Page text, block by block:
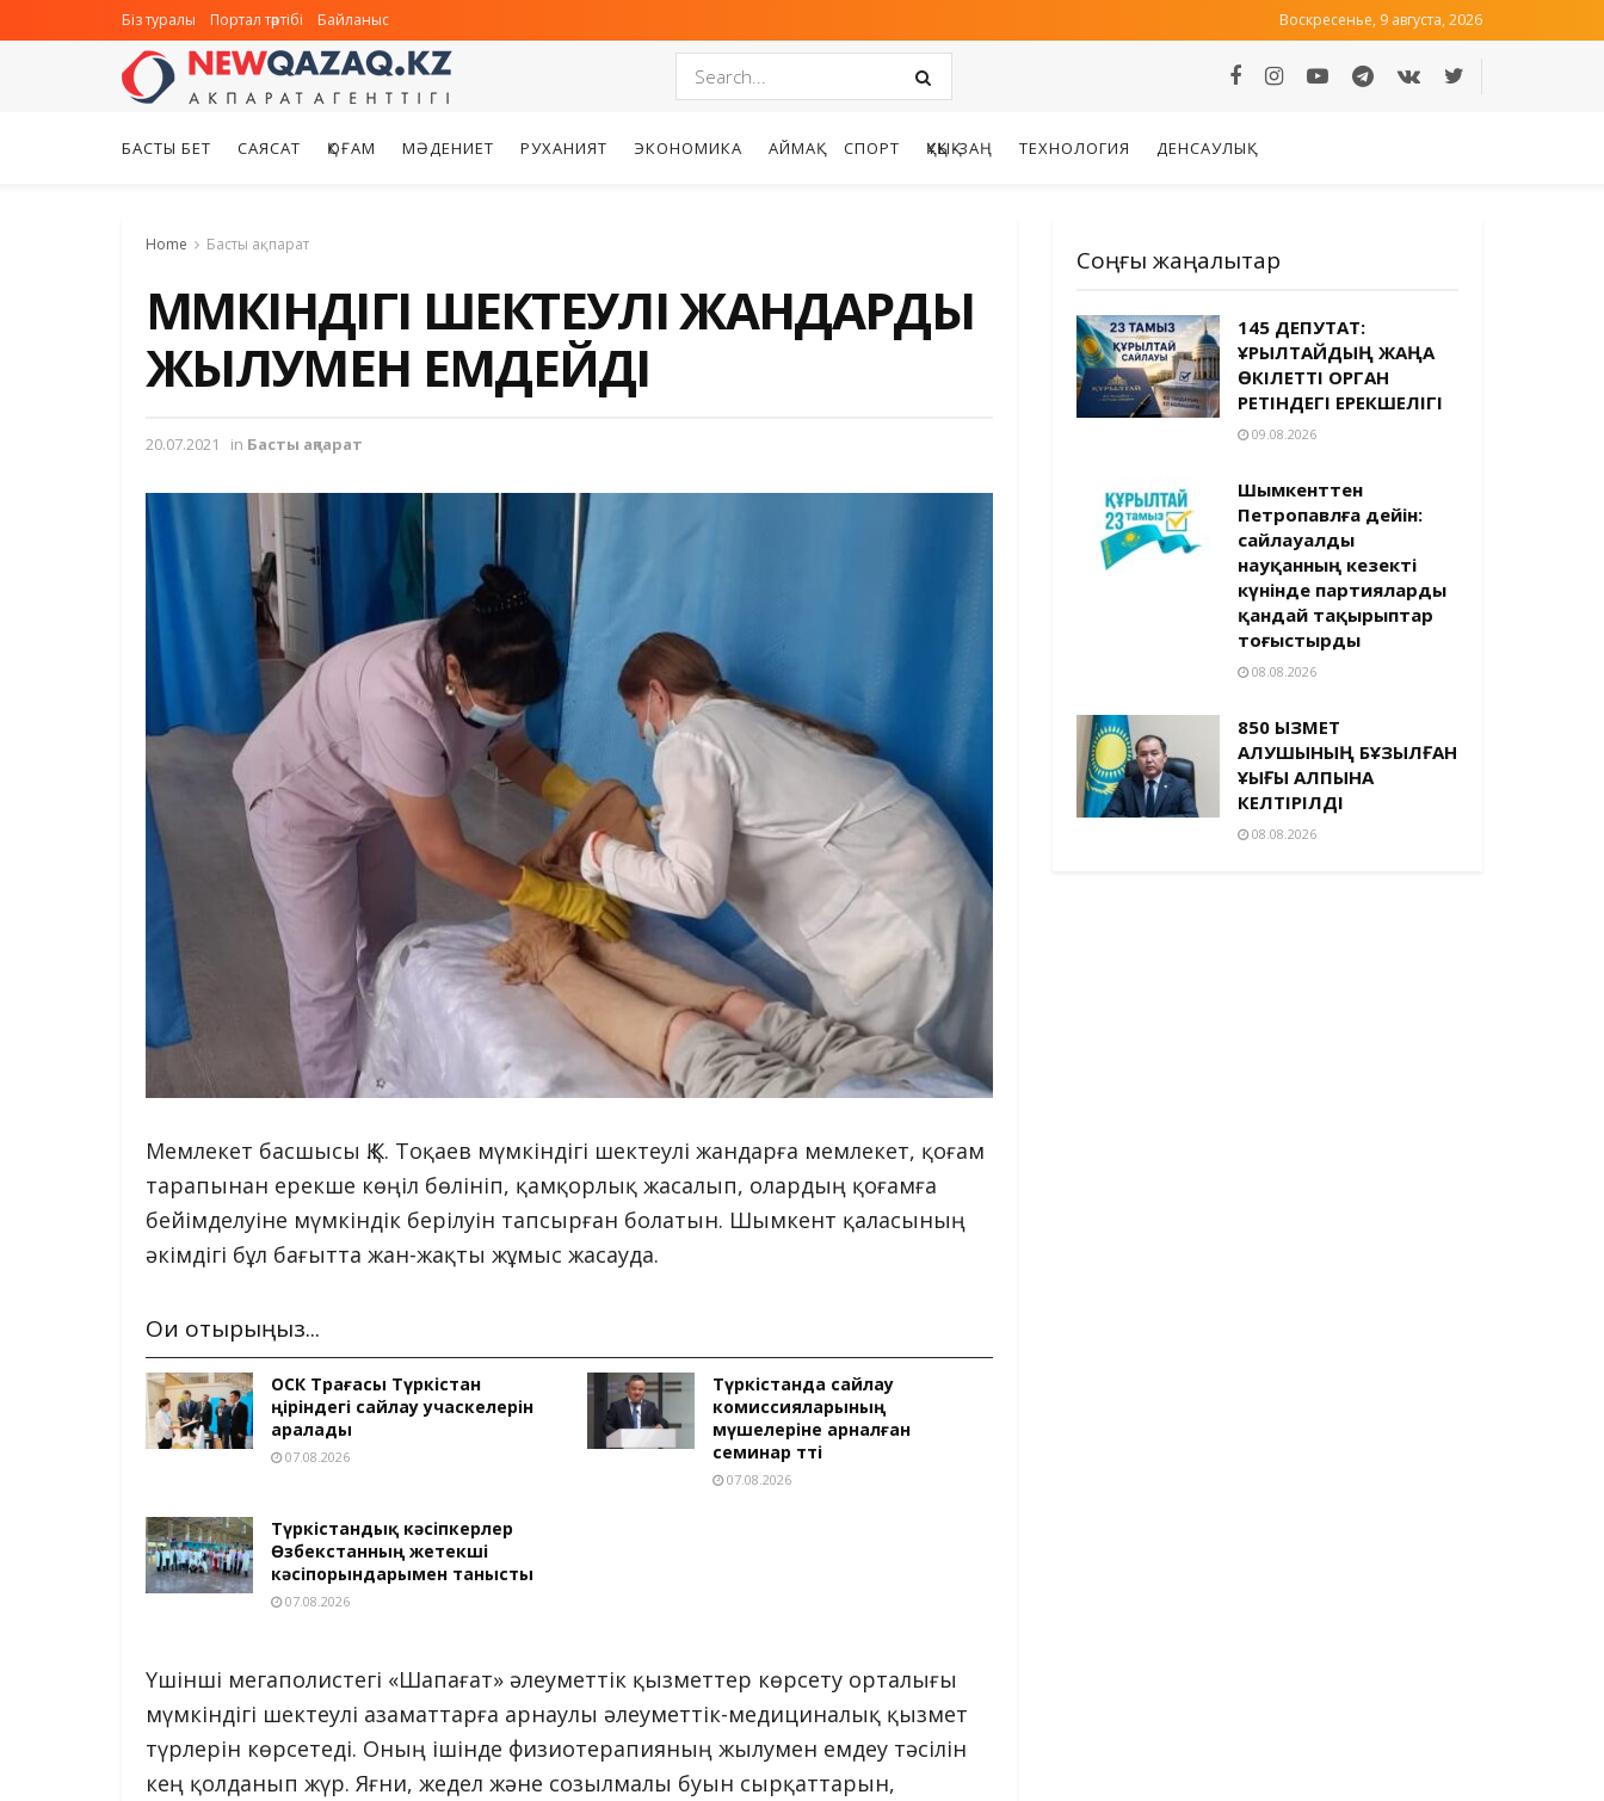
Біз туралы Портал тәртібі Байланыс Воскресенье, 9 августа, 2026
БАСТЫ БЕТ САЯСАТ ҚОҒАМ МӘДЕНИЕТ РУХАНИЯТ ЭКОНОМИКА АЙМАҚ СПОРТ ҚҰҚЫҚ-ЗАҢ ТЕХНОЛОГИЯ ДЕНСАУЛЫҚ
Home Басты ақпарат
МҮМКІНДІГІ ШЕКТЕУЛІ ЖАНДАРДЫ
ЖЫЛУМЕН ЕМДЕЙДІ
20.07.2021 in Басты ақпарат
Мемлекет басшысы Қ.К. Тоқаев мүмкіндігі шектеулі жандарға мемлекет, қоғам
тарапынан ерекше көңіл бөлініп, қамқорлық жасалып, олардың қоғамға
бейімделуіне мүмкіндік берілуін тапсырған болатын. Шымкент қаласының
әкімдігі бұл бағытта жан-жақты жұмыс жасауда.
Оқи отырыңыз...
ОСК Төрағасы Түркістан
өңіріндегі сайлау учаскелерін
аралады
07.08.2026
Түркістанда сайлау
комиссияларының
мүшелеріне арналған
семинар өтті
07.08.2026
Түркістандық кәсіпкерлер
Өзбекстанның жетекші
кәсіпорындарымен танысты
07.08.2026
Үшінші мегаполистегі «Шапағат» әлеуметтік қызметтер көрсету орталығы
мүмкіндігі шектеулі азаматтарға арнаулы әлеуметтік-медициналық қызмет
түрлерін көрсетеді. Оның ішінде физиотерапияның жылумен емдеу тәсілін
кең қолданып жүр. Яғни, жедел және созылмалы буын сырқаттарын,
Соңғы жаңалықтар
145 ДЕПУТАТ:
ҚҰРЫЛТАЙДЫҢ ЖАҢА
ӨКІЛЕТТІ ОРГАН
РЕТІНДЕГІ ЕРЕКШЕЛІГІ
09.08.2026
Шымкенттен
Петропавлға дейін:
сайлауалды
науқанның кезекті
күнінде партияларды
қандай тақырыптар
тоғыстырды
08.08.2026
850 ҚЫЗМЕТ
АЛУШЫНЫҢ БҰЗЫЛҒАН
ҚҰҚЫҒЫ ҚАЛПЫНА
КЕЛТІРІЛДІ
08.08.2026